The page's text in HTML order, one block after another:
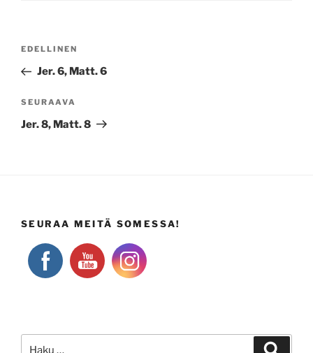
Edellinen
artikkeli
EDELLINEN
Jer. 6, Matt. 6
Seuraava
artikkeli
SEURAAVA
Jer. 8, Matt. 8
SEURAA MEITÄ SOMESSA!